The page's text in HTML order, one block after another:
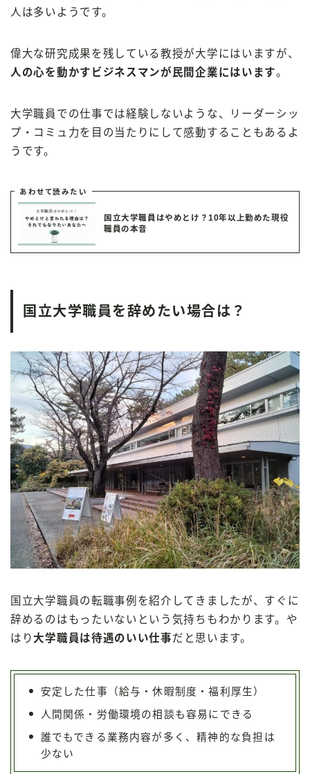
人は多いようです。
偉大な研究成果を残している教授が大学にはいますが、
人の心を動かすビジネスマンが民間企業にはいます。
大学職員での仕事では経験しないような、リーダーシッ
プ・コミュ力を目の当たりにして感動することもあるよ
うです。
あわせて読みたい
国立大学職員はやめとけ？10年以上勤めた現役
職員の本音
国立大学職員を辞めたい場合は？
国立大学職員の転職事例を紹介してきましたが、すぐに
辞めるのはもったいないという気持ちもわかります。や
はり大学職員は待遇のいい仕事だと思います。
安定した仕事（給与・休暇制度・福利厚生）
人間関係・労働環境の相談も容易にできる
誰でもできる業務内容が多く、精神的な負担は
少ない